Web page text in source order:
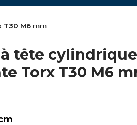
T30 M6 mm
tête
Torx T30 M6